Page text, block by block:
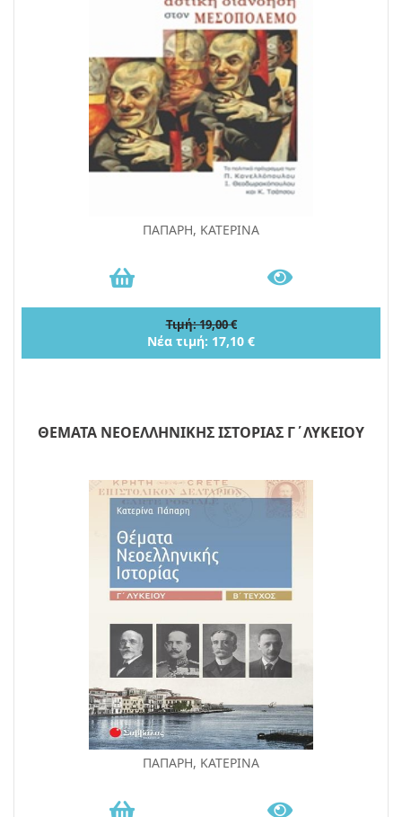
ΠΑΠΑΡΗ, ΚΑΤΕΡΙΝΑ
Τιμή: 19,00 €
Νέα τιμή: 17,10 €
ΘΕΜΑΤΑ ΝΕΟΕΛΛΗΝΙΚΗΣ ΙΣΤΟΡΙΑΣ Γ΄ΛΥΚΕΙΟΥ
ΠΑΠΑΡΗ, ΚΑΤΕΡΙΝΑ